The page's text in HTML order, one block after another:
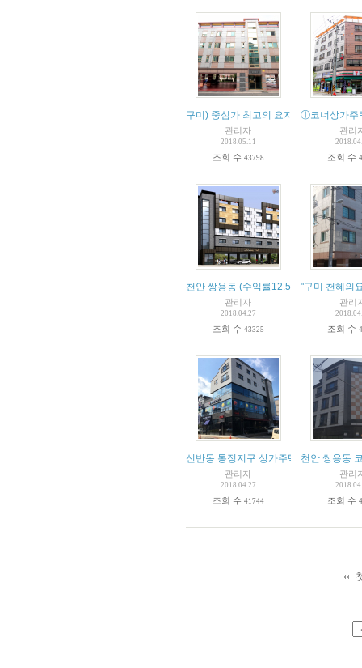
구미) 중심가 최고의 요지
관리자
2018.05.11
조회 수 43798
①코너상가주
관리
조회 수
천안 쌍용동 (수익률12.5%)
관리자
2018.04.27
조회 수 43325
"구미 천혜의
관리
조회 수
신반동 통정지구 상가주택 수익율8%
관리자
2018.04.27
조회 수 41744
천안 쌍용동
관리
조회 수